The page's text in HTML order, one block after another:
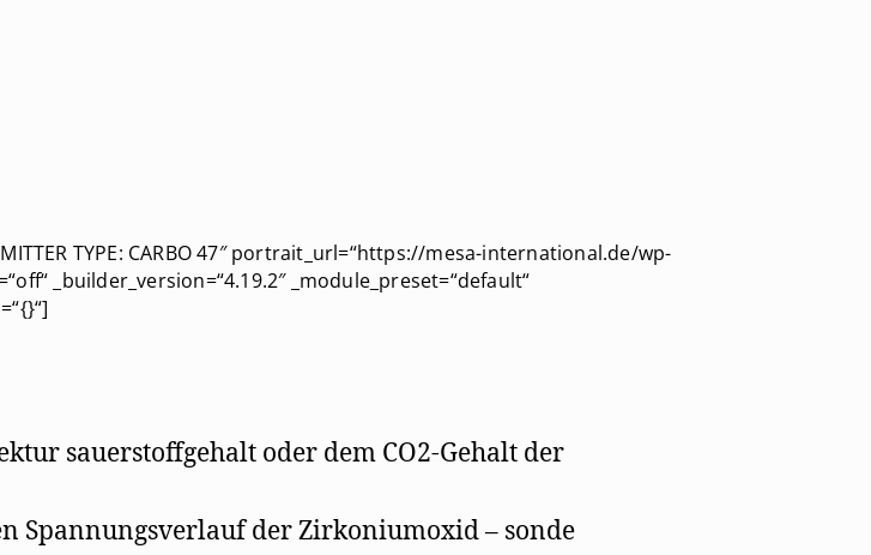
TYPE: CARBO 47″ portrait_url=“https://mesa-international.de/wp-
_builder_version=“4.19.2″ _module_preset=“default“
sauerstoffgehalt oder dem CO2-Gehalt der
Spannungsverlauf der Zirkoniumoxid – sonde